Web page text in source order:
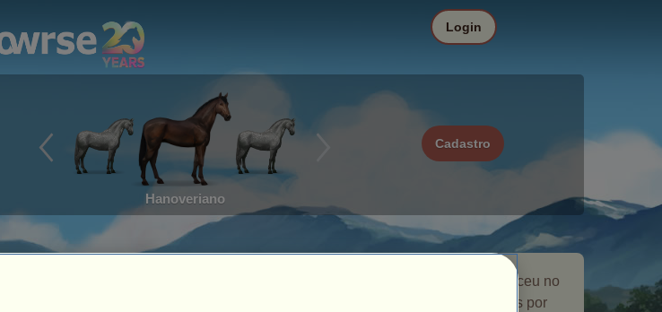
Hanoveriano
Cadastro
Login
Fortuna é um cavalo errante que apareceu no
. Ele ficou no seu haras por